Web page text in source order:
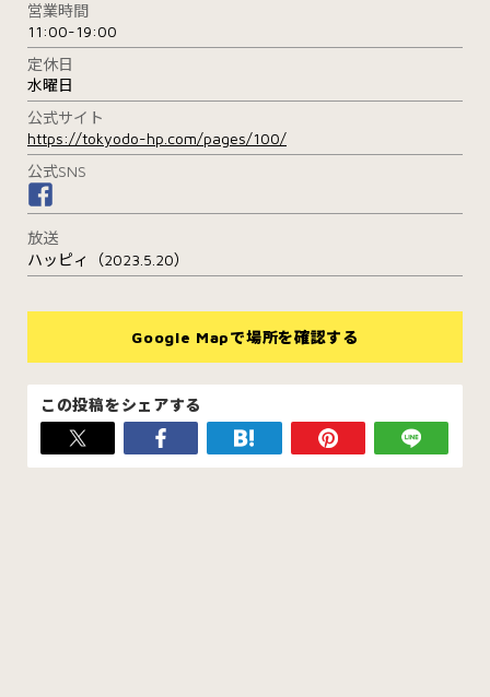
営業時間
11:00-19:00
定休日
水曜日
公式サイト
https://tokyodo-hp.com/pages/100/
公式SNS
放送
ハッピィ（2023.5.20）
Google Mapで場所を確認する
この投稿をシェアする